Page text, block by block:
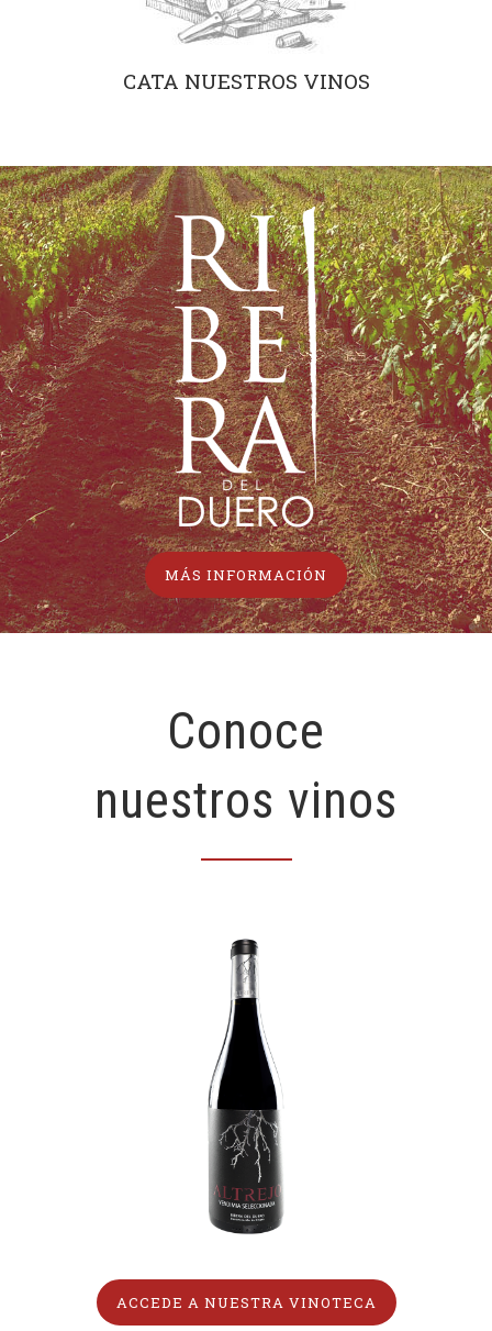
CATA NUESTROS VINOS
MÁS INFORMACIÓN
Conoce
nuestros vinos
ACCEDE A NUESTRA VINOTECA